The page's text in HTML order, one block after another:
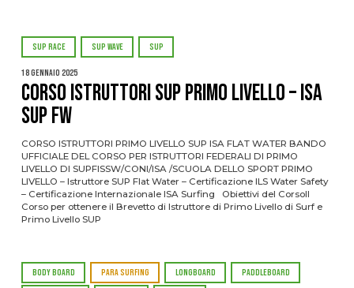
SUP RACE SUP WAVE SUP
18 Gennaio 2025
CORSO ISTRUTTORI SUP PRIMO LIVELLO – ISA
SUP FW
CORSO ISTRUTTORI PRIMO LIVELLO SUP ISA FLAT WATER BANDO
UFFICIALE DEL CORSO PER ISTRUTTORI FEDERALI DI PRIMO
LIVELLO DI SUPFISSW/CONI/ISA /SCUOLA DELLO SPORT PRIMO
LIVELLO – Istruttore SUP Flat Water – Certificazione ILS Water Safety
– Certificazione Internazionale ISA Surfing Obiettivi del CorsoIl
Corso per ottenere il Brevetto di Istruttore di Primo Livello di Surf e
Primo Livello SUP
BODY BOARD PARA SURFING LONGBOARD PADDLEBOARD